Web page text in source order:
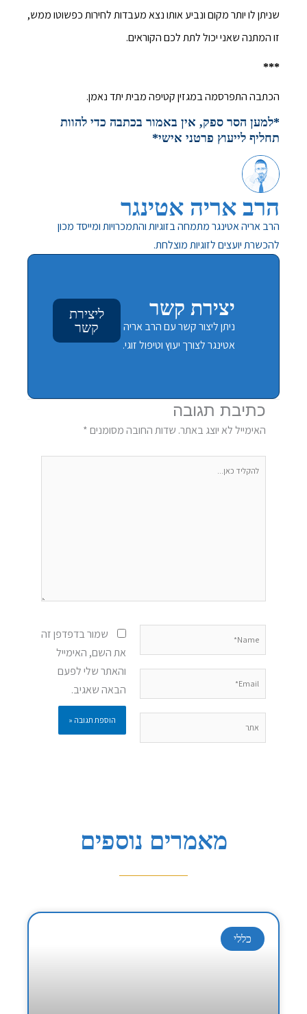
שניתן לו יותר מקום ונביע אותו נצא מעבדות לחירות כפשוטו ממש,
זו המתנה שאני יכול לתת לכם הקוראים.
***
הכתבה התפרסמה במגזין קטיפה מבית יתד נאמן.
*למען הסר ספק, אין באמור בכתבה כדי להוות
תחליף לייעוץ פרטני אישי*
הרב אריה אטינגר
הרב אריה אטינגר מתמחה בזוגיות והתמכרויות ומייסד מכון
להכשרת יועצים לזוגיות מוצלחת.
יצירת קשר
ניתן ליצור קשר עם הרב אריה
אטינגר לצורך יעוץ וטיפול זוגי.
ליצירת
קשר
כתיבת תגובה
האימייל לא יוצג באתר. שדות החובה מסומנים*
להקליד
שמור בדפדפן זה
את השם, האימייל
והאתר שלי לפעם
הבאה שאגיב.
מאמרים נוספים
כללי